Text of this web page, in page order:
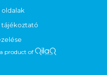
oldalak
tájékoztató
product of